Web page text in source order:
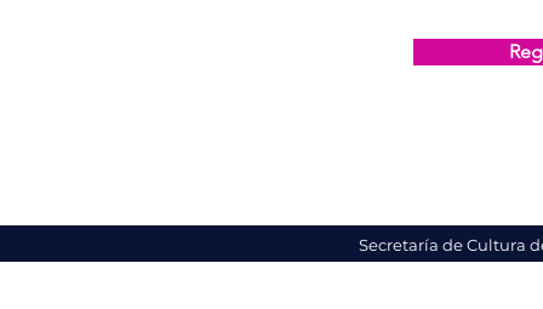
Secretaría de Cultura